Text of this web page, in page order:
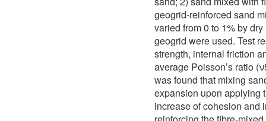
geogrid-reinforced sand
varied from 0 to 1% by
geogrid were used. Test
strength, internal friction
average Poisson’s ratio
was found that mixing
expansion upon applying
increase of cohesion and